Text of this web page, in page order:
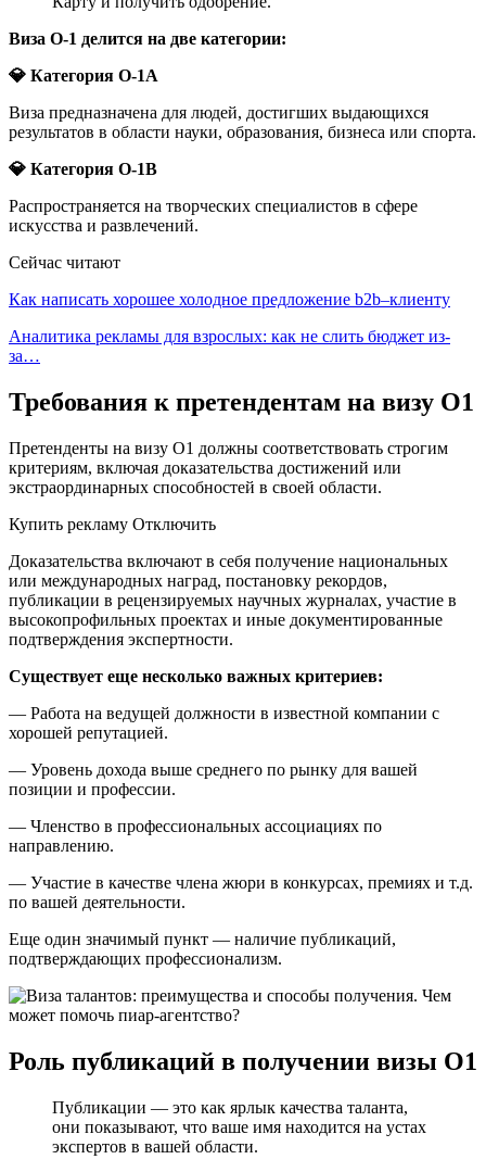
Виза О-1 делится на две категории:
💎 Категория O-1A
Виза предназначена для людей, достигших выдающихся
результатов в области науки, образования, бизнеса или спорта.
💎 Категория O-1B
Распространяется на творческих специалистов в сфере
искусства и развлечений.
Сейчас читают
Как написать хорошее холодное предложение b2b–клиенту
Аналитика рекламы для взрослых: как не слить бюджет из-
за…
Требования к претендентам на визу О1
Претенденты на визу О1 должны соответствовать строгим
критериям, включая доказательства достижений или
экстраординарных способностей в своей области.
Купить рекламу Отключить
Доказательства включают в себя получение национальных
или международных наград, постановку рекордов,
публикации в рецензируемых научных журналах, участие в
высокопрофильных проектах и иные документированные
подтверждения экспертности.
Существует еще несколько важных критериев:
— Работа на ведущей должности в известной компании с
хорошей репутацией.
— Уровень дохода выше среднего по рынку для вашей
позиции и профессии.
— Членство в профессиональных ассоциациях по
направлению.
— Участие в качестве члена жюри в конкурсах, премиях и т.д.
по вашей деятельности.
Еще один значимый пункт — наличие публикаций,
подтверждающих профессионализм.
Роль публикаций в получении визы О1
Публикации — это как ярлык качества таланта,
они показывают, что ваше имя находится на устах
экспертов в вашей области.